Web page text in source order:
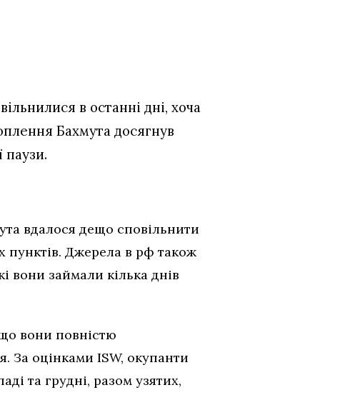
в останні дні, хоча
Бахмута досягнув
паузи.
вдалося дещо сповільнити
пунктів. Джерела в рф також
вони займали кілька днів
вони повністю
За оцінками ISW, окупанти
та грудні, разом узятих,